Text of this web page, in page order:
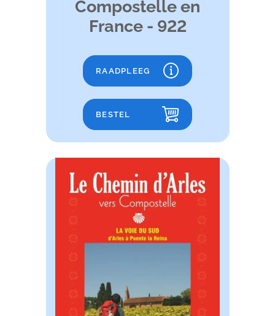
Compostelle en
France - 922
RAADPLEEG
BESTEL